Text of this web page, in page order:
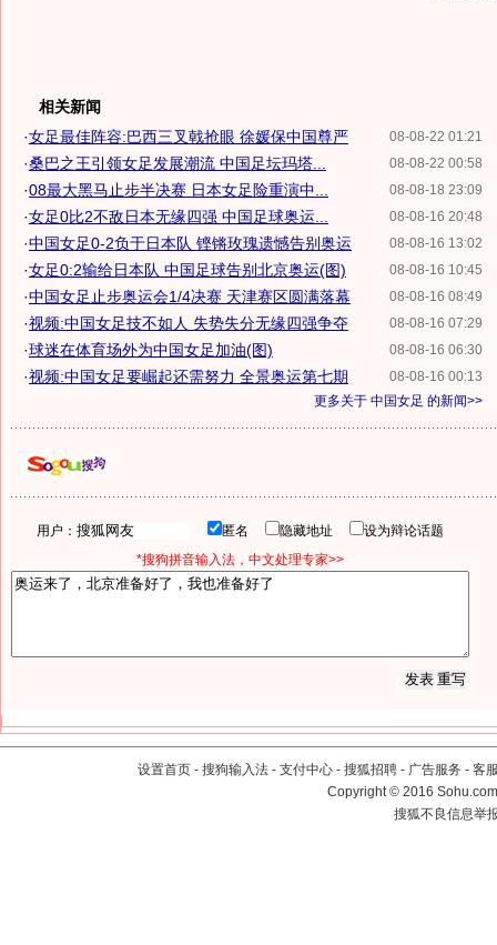
相关新闻
08-08-22 01:21
·女足最佳阵容:巴西三叉戟抢眼 徐媛保中国尊严
08-08-22 00:58
·桑巴之王引领女足发展潮流 中国足坛玛塔...
08-08-18 23:09
·08最大黑马止步半决赛 日本女足险重演中...
08-08-16 20:48
·女足0比2不敌日本无缘四强 中国足球奥运...
08-08-16 13:02
·中国女足0-2负于日本队 铿锵玫瑰遗憾告别奥运
08-08-16 10:45
·女足0:2输给日本队 中国足球告别北京奥运(图)
08-08-16 08:49
·中国女足止步奥运会1/4决赛 天津赛区圆满落幕
08-08-16 07:29
·视频:中国女足技不如人 失势失分无缘四强争夺
08-08-16 06:30
·球迷在体育场外为中国女足加油(图)
08-08-16 00:13
·视频:中国女足要崛起还需努力 全景奥运第七期
更多关于 中国女足 的新闻>>
用户： 匿名 隐藏地址
设为辩论话题
*搜狗拼音输入法，中文处理专家>>
设置首页 - 搜狗输入法 - 支付中心 - 搜狐招聘 - 广告服务 - 客
Copyright©2016
搜狐不良信息举